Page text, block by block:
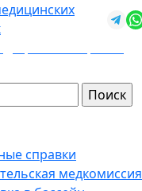
справки
медкомиссия